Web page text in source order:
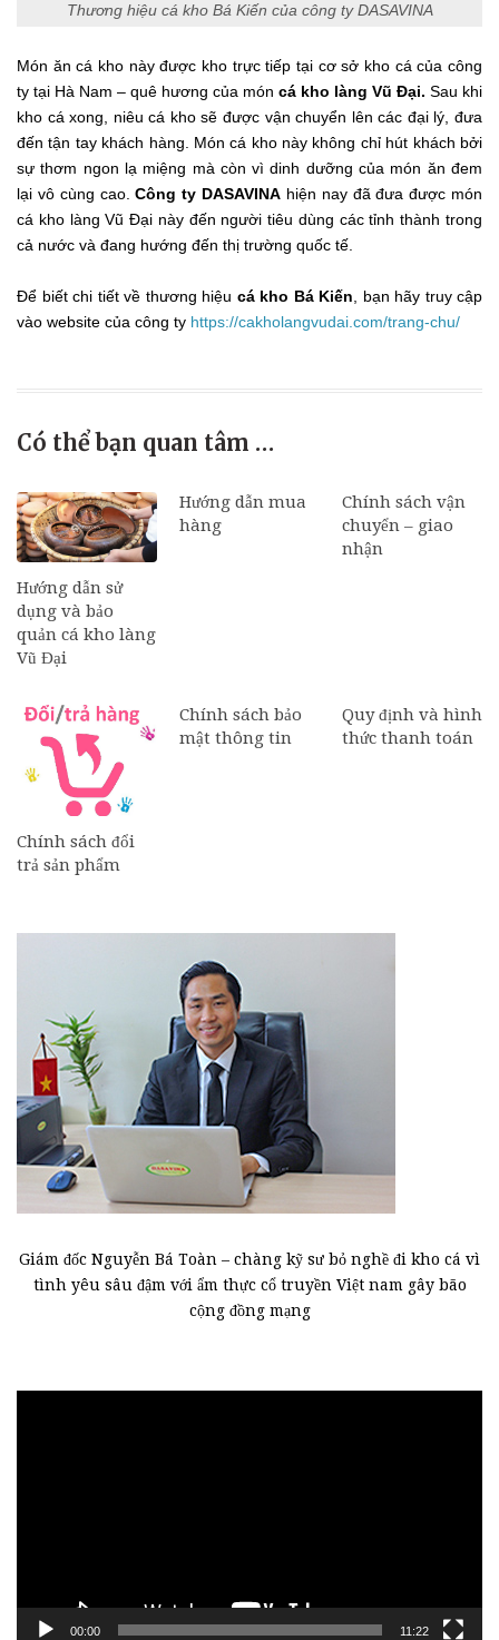
Thương hiệu cá kho Bá Kiến của công ty DASAVINA
Món ăn cá kho này được kho trực tiếp tại cơ sở kho cá của công
ty tại Hà Nam – quê hương của món cá kho làng Vũ Đại. Sau khi
kho cá xong, niêu cá kho sẽ được vận chuyển lên các đại lý, đưa
đến tận tay khách hàng. Món cá kho này không chỉ hút khách bởi
sự thơm ngon lạ miệng mà còn vì dinh dưỡng của món ăn đem
lại vô cùng cao.Công ty DASAVINA hiện nay đã đưa được món
cá kho làng Vũ Đại này đến người tiêu dùng các tỉnh thành trong
cả nước và đang hướng đến thị trường quốc tế.
Để biết chi tiết về thương hiệu cá kho Bá Kiến , bạn hãy truy cập
vào website của công ty https://cakholangvudai.com/trang-chu/
Có thể bạn quan tâm …
Hướng dẫn sử
dụng và bảo
quản cá kho làng
Vũ Đại
Hướng dẫn mua
hàng
Chính sách vận
chuyển – giao
nhận
Chính sách đổi
trả sản phẩm
Chính sách bảo
mật thông tin
Quy định và hình
thức thanh toán
Giám đốc Nguyễn Bá Toàn – chàng kỹ sư bỏ nghề đi kho cá vì
tình yêu sâu đậm với ẩm thực cổ truyền Việt nam gây bão
cộng đồng mạng
00:00 11:22